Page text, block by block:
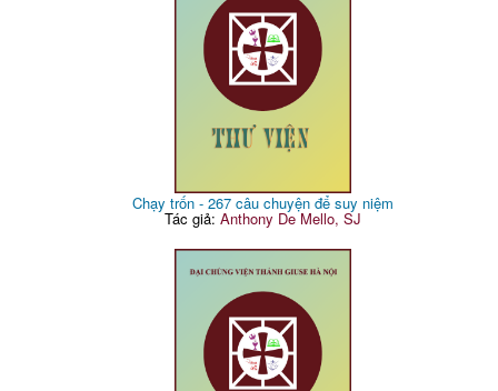
Chạy trốn - 267 câu chuyện để suy niệm
Tác giả: Anthony De Mello, SJ